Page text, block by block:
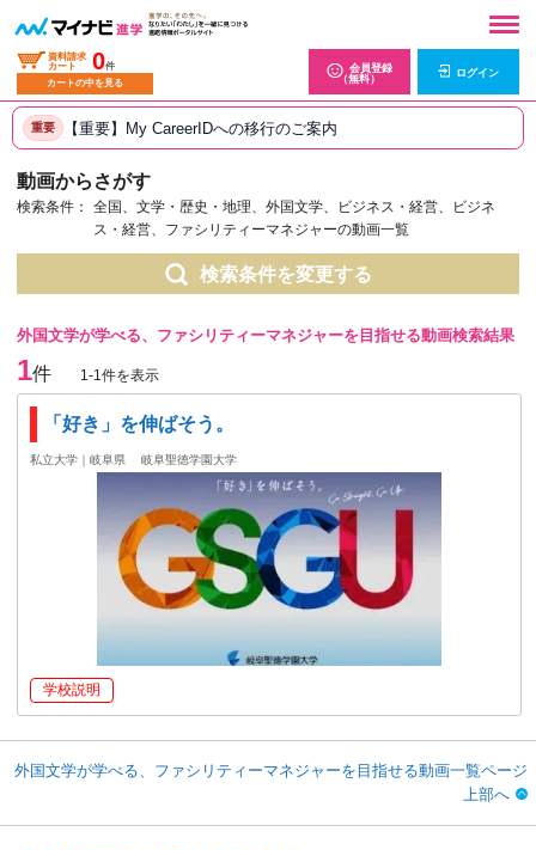
資料請求
カート
0件
カートの中を見る
会員登録
（無料）
ログイン
重要 【重要】My CareerIDへの移行のご案内
動画からさがす
検索条件：
全国、文学・歴史・地理、外国文学、ビジネス・経営、ビジネ
ス・経営、ファシリティーマネジャーの動画一覧
検索条件を変更する
外国文学が学べる、ファシリティーマネジャーを目指せる動画検索結果
1件 1-1件を表示
「好き」を伸ばそう。
私立大学｜岐阜県 岐阜聖徳学園大学
学校説明
外国文学が学べる、ファシリティーマネジャーを目指せる動画一覧ページ
上部へ